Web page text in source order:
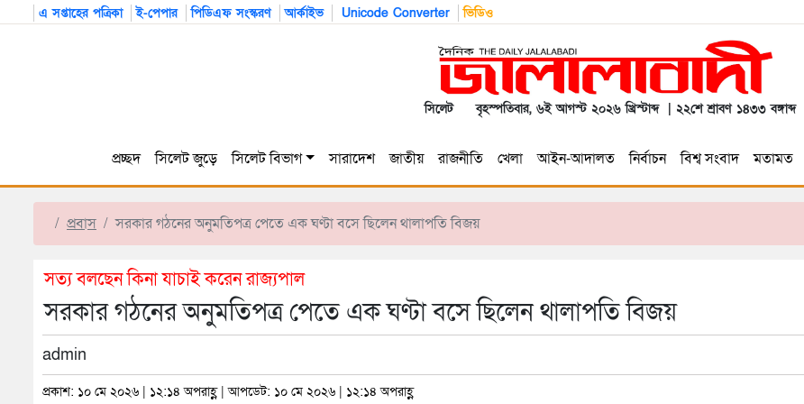
এ সপ্তাহের পত্রিকা ই-পেপার পিডিএফ সংস্করণ আর্কাইভ Unicode Converter ভিডিও
সিলেট বৃহস্পতিবার, ৬ই আগস্ট ২০২৬ খ্রিস্টাব্দ | ২২শে শ্রাবণ ১৪৩৩ বঙ্গাব্দ
প্রচ্ছদ সিলেট জুড়ে সিলেট বিভাগ সারাদেশ জাতীয় রাজনীতি খেলা আইন-আদালত নির্বাচন বিশ্ব সংবাদ মতামত
প্রবাস সরকার গঠনের অনুমতিপত্র পেতে এক ঘণ্টা বসে ছিলেন থালাপতি বিজয়
সত্য বলছেন কিনা যাচাই করেন রাজ্যপাল
সরকার গঠনের অনুমতিপত্র পেতে এক ঘণ্টা বসে ছিলেন থালাপতি বিজয়
admin
প্রকাশ: ১০ মে ২০২৬ | ১২:১৪ অপরাহ্ণ | আপডেট: ১০ মে ২০২৬ | ১২:১৪ অপরাহ্ণ